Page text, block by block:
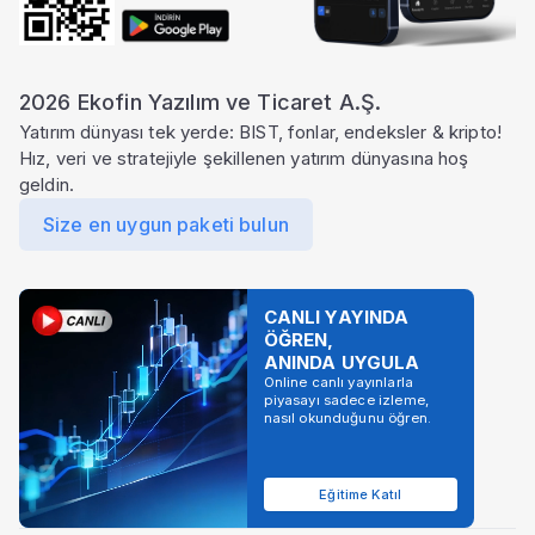
2026 Ekofin Yazılım ve Ticaret A.Ş.
Yatırım dünyası tek yerde: BIST, fonlar, endeksler & kripto!
Hız, veri ve stratejiyle şekillenen yatırım dünyasına hoş
geldin.
Size en uygun paketi bulun
CANLI YAYINDA
ÖĞREN,
ANINDA UYGULA
Online canlı yayınlarla
piyasayı sadece izleme,
nasıl okunduğunu öğren.
Eğitime Katıl